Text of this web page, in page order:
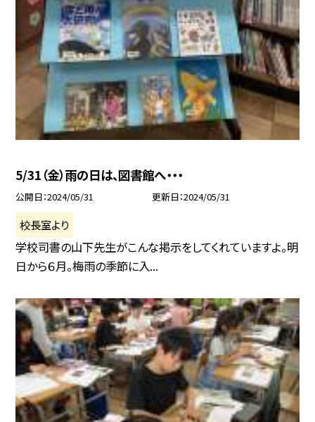
5/31（金）雨の日は、図書館へ・・・
公開日 2024/05/31 更新日 2024/05/31
校長室より
学校司書の山下先生がこんな掲示をしてくれていますよ。明
日から６月。梅雨の季節に入...